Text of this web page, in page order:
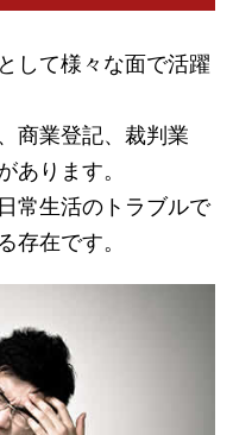
して様々な面で活躍
商業登記、裁判業
あります。
常生活のトラブルで
存在です。